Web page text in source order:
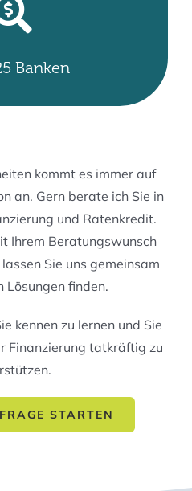
Banken
kommt es immer auf
an. Gern berate ich Sie in
und Ratenkredit.
Ihrem Beratungswunsch
Sie uns gemeinsam
Lösungen finden.
kennen zu lernen und Sie
Finanzierung tatkräftig zu
STARTEN